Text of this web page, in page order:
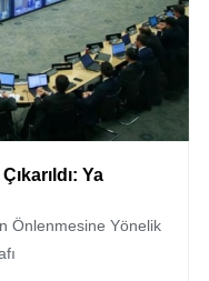
Ya
Önlenmesine Yönelik